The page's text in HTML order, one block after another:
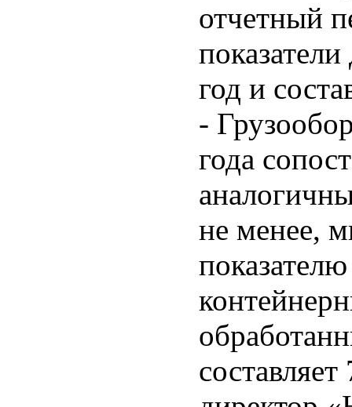
отчетный
год и
-
года
не менее,